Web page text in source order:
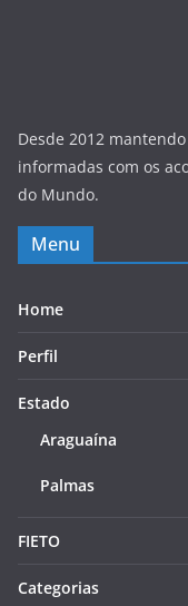
Desde 2012
informadas com os
do Mundo.
Menu
Home
Perfil
Estado
Araguaína
Palmas
FIETO
Categorias